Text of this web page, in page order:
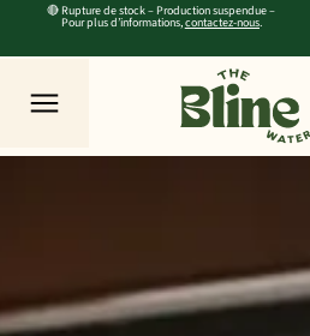
🔴 Rupture de stock – Production suspendue –
Pour plus d’informations,contactez-nous.